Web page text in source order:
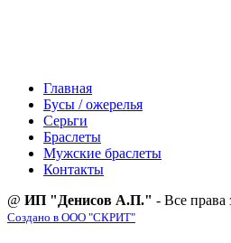
Главная
Бусы / ожерелья
Серьги
Браслеты
Мужские браслеты
Контакты
@ ИП "Денисов А.П." - Все
Создано в ООО "СКРИТ"